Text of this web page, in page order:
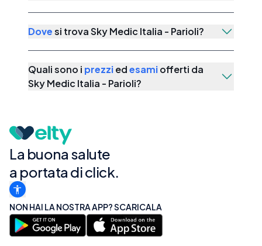
Dovesi trovaSky Medic Italia - Parioli?
Quali sono i prezziedesamiofferti da
Sky Medic Italia - Parioli?
La buona salute
a portata di click.
NON HAI LA NOSTRA APP? SCARICALA